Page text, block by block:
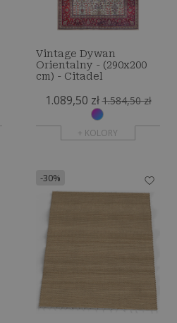
Vintage Dywan
Orientalny - (290x200
cm) - Citadel
1.089,50 zł 1.584,50 zł
+ KOLORY
-30%